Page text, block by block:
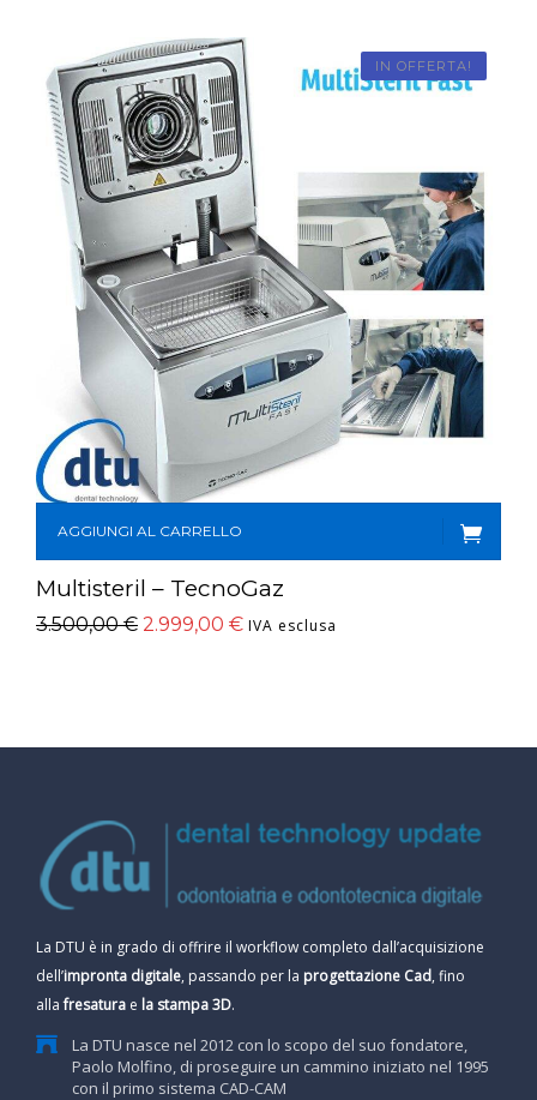
IN OFFERTA!
AGGIUNGI AL CARRELLO
Multisteril – TecnoGaz
3.500,00€ 2.999,00 € IVA esclusa
La DTU è in grado di offrire il workflow completo dall’acquisizione
dell’impronta digitale, passando per la progettazione Cad, fino
allafresatura e la stampa 3D.
La DTU nasce nel 2012 con lo scopo del suo fondatore,
Paolo Molfino, di proseguire un cammino iniziato nel 1995
con il primo sistema CAD-CAM